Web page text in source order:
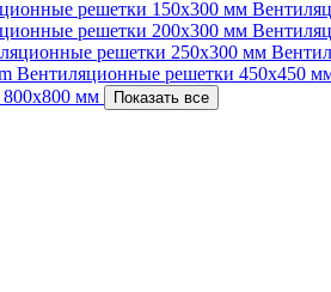
решетки 150х300 мм
решетки 200х300 мм
решетки 250х300 мм
Вентиляционные решетки 450х450
мм Показать все